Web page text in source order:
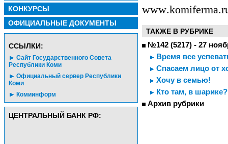
КОНКУРСЫ
ОФИЦИАЛЬНЫЕ ДОКУМЕНТЫ
CСЫЛКИ:
Сайт Государственного Совета
Республики Коми
Официальный сервер Республики
Коми
Комиинформ
ЦЕНТРАЛЬНЫЙ БАНК РФ:
www.komiferma.
ТАКЖЕ В РУБРИКЕ
№142 (5217) - 27
Время все
Спасаем лицо от
Хочу в семью!
Кто там, в шарике?
Архив рубрики